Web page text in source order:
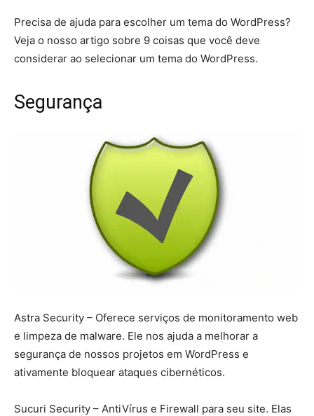
Precisa de ajuda para escolher um tema do WordPress?
Veja o nosso artigo sobre 9 coisas que você deve
considerar ao selecionar um tema do WordPress.
Segurança
Astra Security – Oferece serviços de monitoramento web
e limpeza de malware. Ele nos ajuda a melhorar a
segurança de nossos projetos em WordPress e
ativamente bloquear ataques cibernéticos.
Sucuri Security – AntiVírus e Firewall para seu site. Elas